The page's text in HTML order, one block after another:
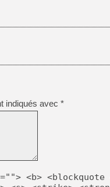
[LS] [Switch] NSZ 5.0.0
[GK] No More Room in
[GK] Un chatbot Atelier
[GK] Mémoire cash -
[GK] Nvidia : le prix des
[GK] Suikoden Star Leap
[Mo5] La mini borne
[GK] Atari renoue avec les
[GK] Le studio de FIFA
[GK] La PlayStation 1 en
[GK] Dawn of War 4 : les
[GK] CloverPit : l'héritier
[GK] Stellar Blade : Blood
[GK] Palworld Online est
[GK] Wuchang 2 : le
indiqués avec *
<b> <blockquote